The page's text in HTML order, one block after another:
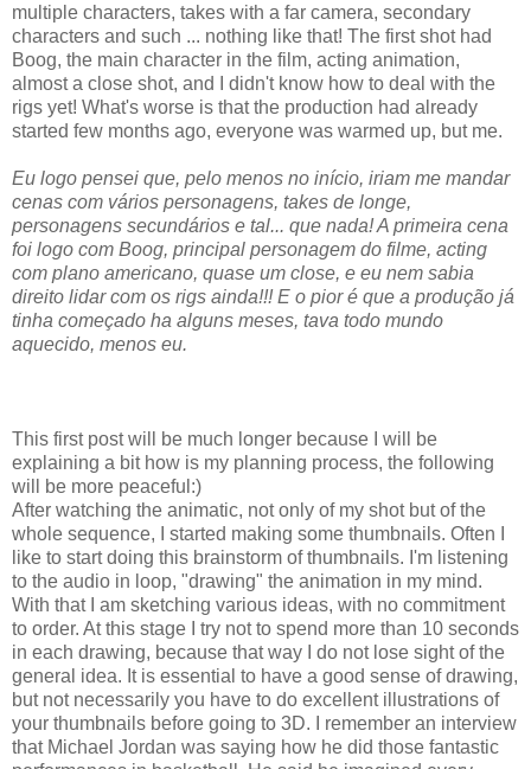
multiple characters, takes with a far camera, secondary
characters and such ... nothing like that! The first shot had
Boog, the main character in the film, acting animation,
almost a close shot, and I didn't know how to deal with the
rigs yet! What's worse is that the production had already
started few months ago, everyone was warmed up, but me.
Eu logo pensei que, pelo menos no início, iriam me mandar
cenas com vários personagens, takes de longe,
personagens secundários e tal... que nada! A primeira cena
foi logo com Boog, principal personagem do filme, acting
com plano americano, quase um close, e eu nem sabia
direito lidar com os rigs ainda!!! E o pior é que a produção já
tinha começado ha alguns meses, tava todo mundo
aquecido, menos eu.
This first post will be much longer because I will be
explaining a bit how is my planning process, the following
will be more peaceful:)
After watching the animatic, not only of my shot but of the
whole sequence, I started making some thumbnails. Often I
like to start doing this brainstorm of thumbnails. I'm listening
to the audio in loop, "drawing" the animation in my mind.
With that I am sketching various ideas, with no commitment
to order. At this stage I try not to spend more than 10 seconds
in each drawing, because that way I do not lose sight of the
general idea. It is essential to have a good sense of drawing,
but not necessarily you have to do excellent illustrations of
your thumbnails before going to 3D. I remember an interview
that Michael Jordan was saying how he did those fantastic